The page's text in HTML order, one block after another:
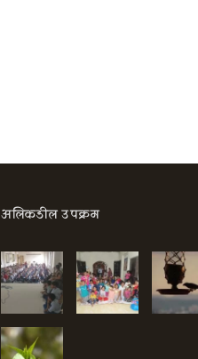
अलिकडील उपक्रम